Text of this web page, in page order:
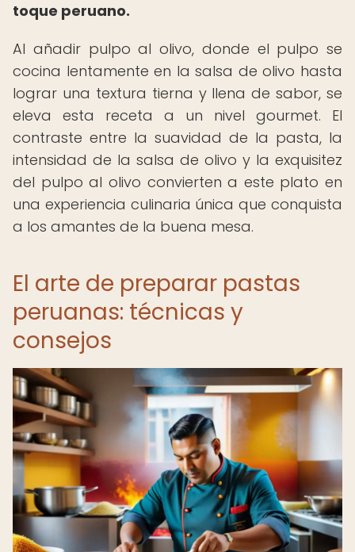
toque peruano.
Al añadir pulpo al olivo, donde el pulpo se
cocina lentamente en la salsa de olivo hasta
lograr una textura tierna y llena de sabor, se
eleva esta receta a un nivel gourmet. El
contraste entre la suavidad de la pasta, la
intensidad de la salsa de olivo y la exquisitez
del pulpo al olivo convierten a este plato en
una experiencia culinaria única que conquista
a los amantes de la buena mesa.
El arte de preparar pastas
peruanas: técnicas y
consejos